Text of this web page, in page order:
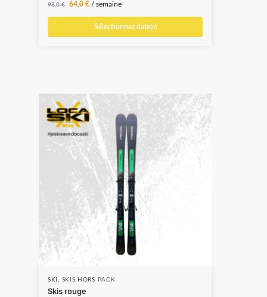
98,0€ 64,0 € / semaine
Sélectionnez date(s)
SKI, SKIS HORS PACK
Skis rouge